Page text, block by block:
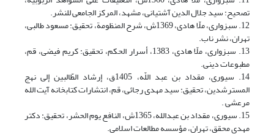
تصحیح: سید جلال الدین آشتیانى، مشهد، المرکز الجامعى للنشر.
12. سبزواری، ملّا هادی، 1369ش، شرح المنظومة، تحقیق: مسعود طالبى،
تهران، نشر ناب.
13. سبزواری، ملّا هادی، 1383، أسرار الحکم، تحقیق: کریم فیضی، قم،
مطبوعات دینی.
14. سیوری، مقداد بن عبد اللّه، 1405ق، إرشاد الطّالبین إلى نهج
المسترشدین‏، تحقیق: سید مهدى رجائى، قم، انتشارات کتابخانه آیت الله
مرعشى .
15. سیوری، مقداد بن عبدالله، 1365ش، النافع یوم الحشر، تحقیق: دکتر
مهدى محقق‏، تهران، مؤسسه مطالعات اسلامى‏.